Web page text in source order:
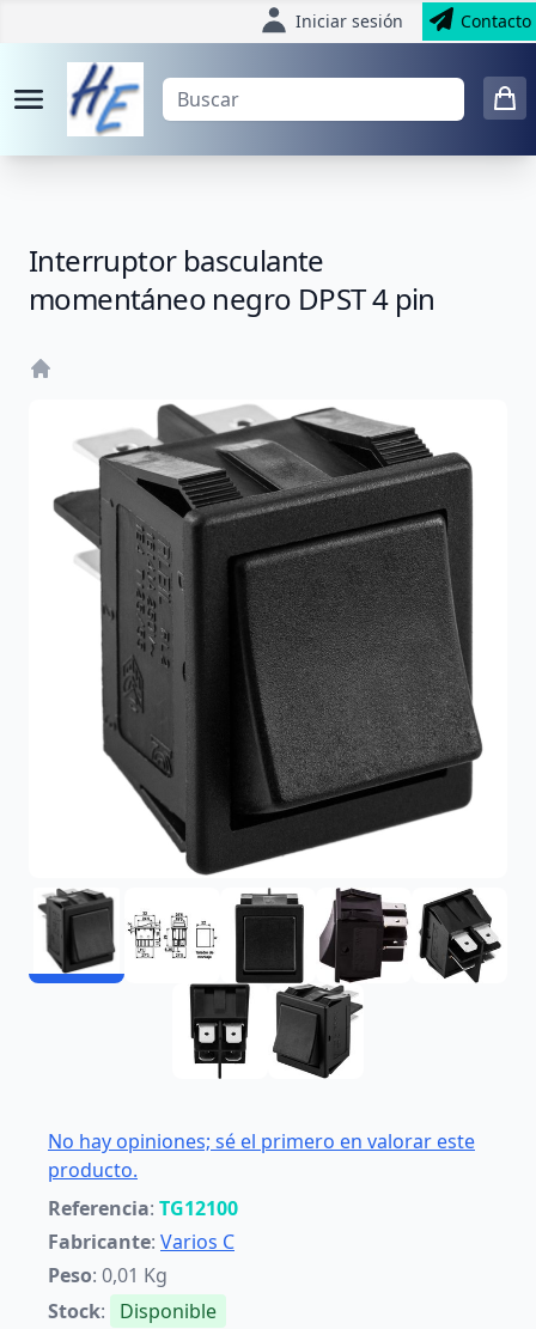
Iniciar sesión Contacto
Interruptor basculante
momentáneo negro DPST 4 pin
No hay opiniones; sé el primero en valorar este
producto.
Referencia: TG12100
Fabricante: Varios C
Peso: 0,01 Kg
Stock: Disponible